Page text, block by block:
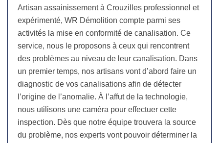
Artisan assainissement à Crouzilles professionnel et
expérimenté, WR Démolition compte parmi ses
activités la mise en conformité de canalisation. Ce
service, nous le proposons à ceux qui rencontrent
des problèmes au niveau de leur canalisation. Dans
un premier temps, nos artisans vont d’abord faire un
diagnostic de vos canalisations afin de détecter
l’origine de l’anomalie. À l’affut de la technologie,
nous utilisons une caméra pour effectuer cette
inspection. Dès que notre équipe trouvera la source
du problème, nos experts vont pouvoir déterminer la